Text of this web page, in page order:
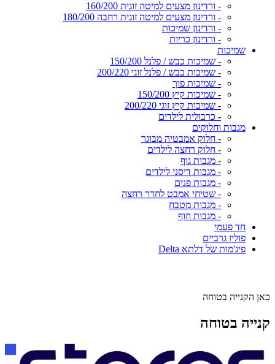
- ורדינון מצעים למיטה זוגית 160/200
- ורדינון מצעים למיטה זוגית רחבה 180/200
- ורדינון שמיכות
- ורדינון כריות
שמיכות
- שמיכות כבש / פלנל 150/200
- שמיכות כבש / פלנל זוגי 200/220
- שמיכות פוך
- שמיכות קיץ 150/200
- שמיכות קיץ זוגי 200/220
- כרבולית לילדים
מגבות וחלוקים
- חלוק אמבטיה מבוגר
- חלוק רחצה לילדים
- מגבות גוף
- מגבות דיסני לילדים
- מגבות פנים
- שטיחי אמבט לחדר רחצה
- מגבות מטבח
- מגבות חוף
חד פעמי
פוליז גרביים
פיג'מות של דלתא Delta
כאן הקנייה בטוחה
קנייה בטוחה